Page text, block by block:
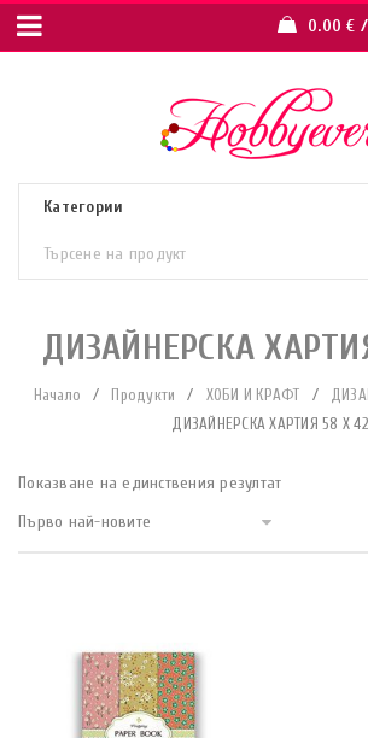
0.00€
ДИЗАЙНЕРСКА
Начало / Продукти / ХОБИ И КРАФТ /
ДИЗАЙНЕРСКА ХАРТИЯ 58 X 42
Показване на единствения резултат
Първо най-новите